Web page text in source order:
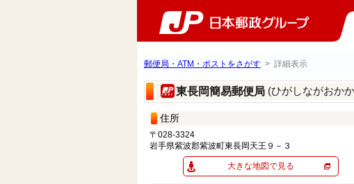
郵便局・ATM・ポストをさがす > 詳細表示
東長岡簡易郵便局 (ひがしながおか
住所
〒028-3324
岩手県紫波郡紫波町東長岡天王９－３
大きな地図で見る